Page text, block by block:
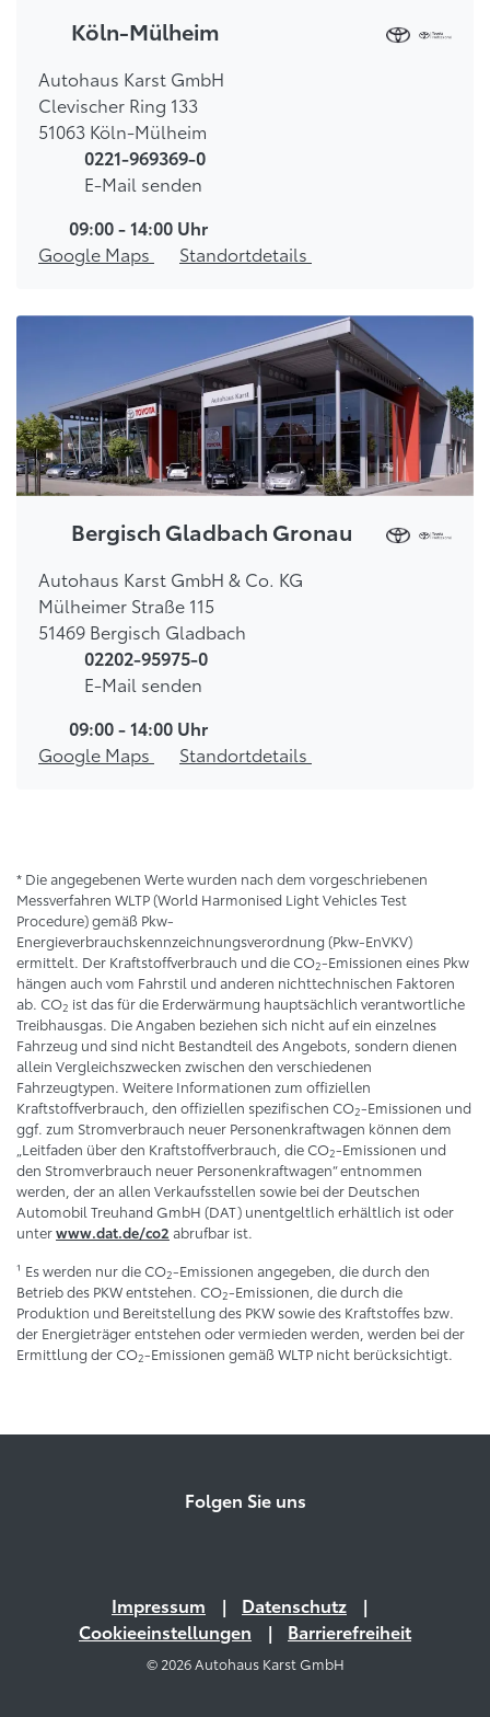
Köln-Mülheim
Autohaus Karst GmbH
Clevischer Ring 133
51063 Köln-Mülheim
0221-969369-0
E-Mail senden
09:00 - 14:00 Uhr
Google Maps Standortdetails
Bergisch Gladbach Gronau
Autohaus Karst GmbH & Co. KG
Mülheimer Straße 115
51469 Bergisch Gladbach
02202-95975-0
E-Mail senden
09:00 - 14:00 Uhr
Google Maps Standortdetails
* Die angegebenen Werte wurden nach dem vorgeschriebenen
Messverfahren WLTP (World Harmonised Light Vehicles Test
Procedure) gemäß Pkw-
Energieverbrauchskennzeichnungsverordnung (Pkw-EnVKV)
ermittelt. Der Kraftstoffverbrauch und die CO2-Emissionen eines Pkw
hängen auch vom Fahrstil und anderen nichttechnischen Faktoren
ab. CO2 ist das für die Erderwärmung hauptsächlich verantwortliche
Treibhausgas. Die Angaben beziehen sich nicht auf ein einzelnes
Fahrzeug und sind nicht Bestandteil des Angebots, sondern dienen
allein Vergleichszwecken zwischen den verschiedenen
Fahrzeugtypen. Weitere Informationen zum offiziellen
Kraftstoffverbrauch, den offiziellen spezifischen CO2-Emissionen und
ggf. zum Stromverbrauch neuer Personenkraftwagen können dem
„Leitfaden über den Kraftstoffverbrauch, die CO2-Emissionen und
den Stromverbrauch neuer Personenkraftwagen“ entnommen
werden, der an allen Verkaufsstellen sowie bei der Deutschen
Automobil Treuhand GmbH (DAT) unentgeltlich erhältlich ist oder
unterwww.dat.de/co2 abrufbar ist.
¹ Es werden nur die CO2-Emissionen angegeben, die durch den
Betrieb des PKW entstehen. CO2-Emissionen, die durch die
Produktion und Bereitstellung des PKW sowie des Kraftstoffes bzw.
der Energieträger entstehen oder vermieden werden, werden bei der
Ermittlung der CO2-Emissionen gemäß WLTP nicht berücksichtigt.
Folgen Sie uns
Impressum
Datenschutz
Cookieeinstellungen
Barrierefreiheit
© 2026 Autohaus Karst GmbH